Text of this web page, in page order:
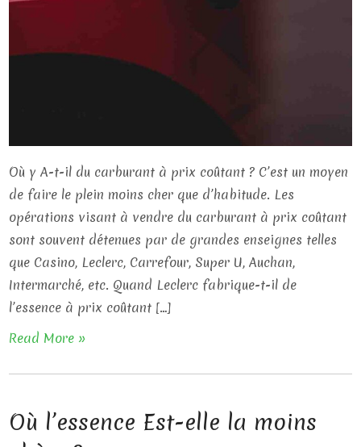
Où y A-t-il du carburant à prix coûtant ? C’est un moyen
de faire le plein moins cher que d’habitude. Les
opérations visant à vendre du carburant à prix coûtant
sont souvent détenues par de grandes enseignes telles
que Casino, Leclerc, Carrefour, Super U, Auchan,
Intermarché, etc. Quand Leclerc fabrique-t-il de
l’essence à prix coûtant […]
Read More »
Où l’essence Est-elle la moins